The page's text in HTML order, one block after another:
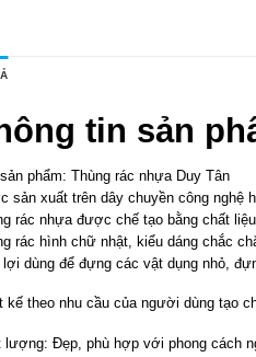
tin sản
phẩm: Thùng rác nhựa Duy Tân
sản xuất trên dây chuyền công nghệ
rác nhựa được chế tạo bằng chất
rác hình chữ nhật, kiểu dáng chắc
lợi dùng để đựng các vật dụng nhỏ,
kế theo nhu cầu của người dùng tạo
lượng: Đẹp, phù hợp với phong cách